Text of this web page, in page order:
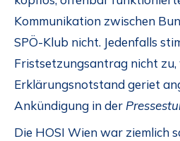
Kommunikation zwischen
SPÖ-Klub nicht. Jedenfalls
Fristsetzungsantrag nicht
Erklärungsnotstand geriet
Ankündigung in der
Die HOSI Wien war ziemlich